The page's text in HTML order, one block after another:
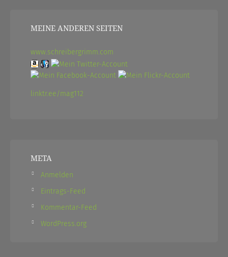
MEINE ANDEREN SEITEN
www.schreibergrimm.com
linktr.ee/mag112
META
Anmelden
Eintrags-Feed
Kommentar-Feed
WordPress.org